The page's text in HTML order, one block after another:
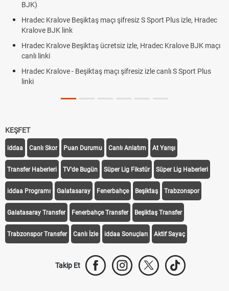
BJK)
Hradec Kralove Beşiktaş maçı şifresiz S Sport Plus izle, Hradec
Kralove BJK link
Hradec Kralove Beşiktaş ücretsiz izle, Hradec Kralove BJK maçı
canlı linki
Hradec Kralove - Beşiktaş maçı şifresiz izle canlı S Sport Plus
linki
KEŞFET
iddaa Canlı Skor Puan Durumu Canlı Anlatım At Yarışı
Transfer Haberleri TV'de Bugün Süper Lig Fikstür Süper Lig Haberleri
iddaa Programı Galatasaray Fenerbahçe Beşiktaş Trabzonspor
Galatasaray Transfer Fenerbahçe Transfer Beşiktaş Transfer
Trabzonspor Transfer Canlı İzle iddaa Sonuçları Aktif Sayaç
Takip Et